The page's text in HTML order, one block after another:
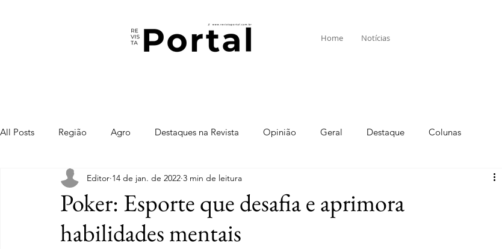
Home Notícias
All Posts Região Agro Destaques na Revista Opinião Geral Destaque Colunas
Poker: Esporte que desafia e aprimora
habilidades mentais
Editor 14 de jan. de 2022 3 min de leitura